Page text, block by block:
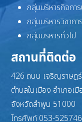
กลุ่มบริหารกิจกา
กลุ่มบริหารวิชาการ
กลุ่มบริหารทั่วไป
สถานที่ติดต่อ
426 ถนน เจริญราษฎร์
ตำบลในเมือง อำเภอเ
จังหวัดลำพูน 51000
โทรศัพท์ 053-525746